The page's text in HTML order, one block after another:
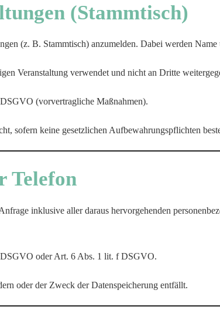
(Stammtisch)
(z. B. Stammtisch) anzumelden. Dabei werden
Veranstaltung verwendet und nicht an Dritte
(vorvertragliche Maßnahmen).
sofern keine gesetzlichen Aufbewahrungspflichten
Telefon
inklusive aller daraus hervorgehenden
oder Art. 6 Abs. 1 lit. f DSGVO.
oder der Zweck der Datenspeicherung entfällt.